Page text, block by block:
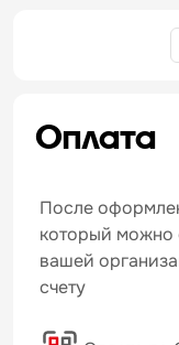
Оплата
После
который можно
вашей
счету